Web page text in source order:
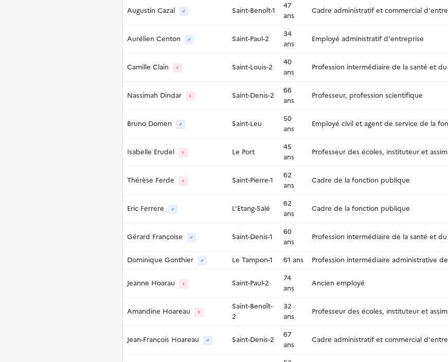
Augustin Cazal ♂ Saint-Benoît-1
47
ans
Cadre administratif et commercial
Aurélien Centon ♂ Saint-Paul-2
34
ans
Employé administratif d'entreprise
Camille Clain ♀ Saint-Louis-2
40
ans
Profession intermédiaire de la santé et
Nassimah Dindar ♀ Saint-Denis-2
66
ans
Professeur, profession scientifique
Bruno Domen ♂ Saint-Leu
50
ans
Employé civil et agent de service de la
Isabelle Erudel ♀ Le Port
45
ans
Professeur des écoles, instituteur et
Thérèse Ferde ♀ Saint-Pierre-1
62
ans
Cadre de la fonction publique
Eric Ferrere ♂ L'Etang-Salé
62
ans
Cadre de la fonction publique
Gérard Françoise ♂ Saint-Denis-1
60
ans
Profession intermédiaire de la santé et
Dominique Gonthier ♂ Le Tampon-1 61 ans Profession intermédiaire administrative
Jeanne Hoarau ♀ Saint-Paul-2
74
ans
Ancien employé
Amandine Hoareau ♀
Saint-Benoît-
2
32
ans
Professeur des écoles, instituteur et
Jean-François Hoareau ♂ Saint-Denis-2
67
ans
Cadre administratif et commercial